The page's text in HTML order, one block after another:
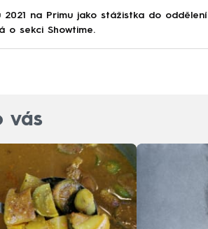
na Primu jako stážistka do oddělení
o sekci Showtime.
vás